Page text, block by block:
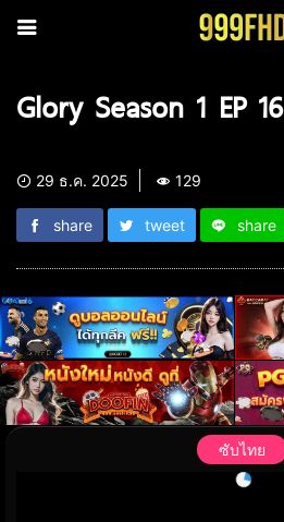
Glory Season 1 EP 16
29 ธ.ค. 2025 129
share tweet share
ซับไทย